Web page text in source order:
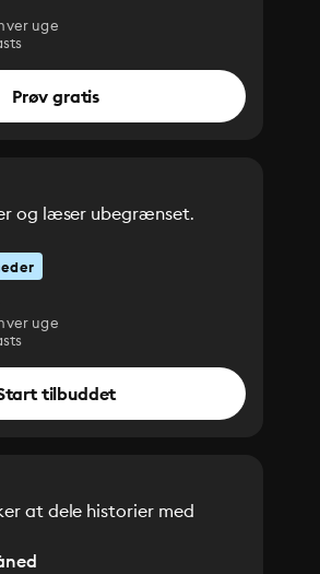
uge
Prøv gratis
og læser ubegrænset.
uge
tilbuddet
at dele historier med